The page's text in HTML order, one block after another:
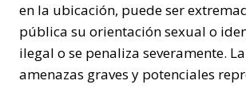
en la ubicación, puede ser
pública su orientación sexual o
ilegal o se penaliza severamente.
amenazas graves y potenciales